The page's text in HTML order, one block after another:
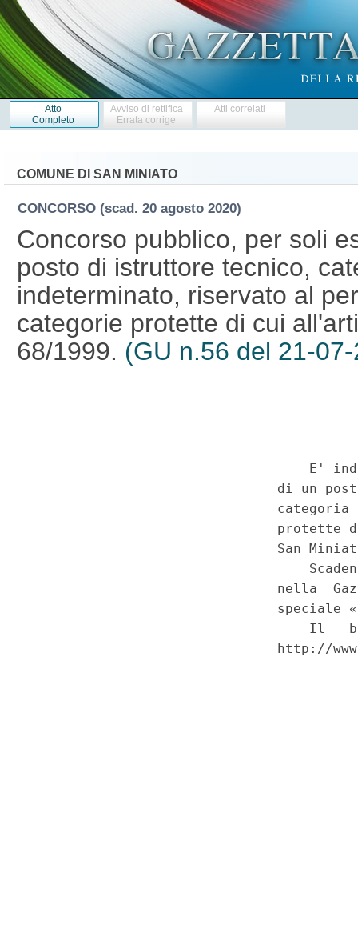
Atto
Completo
Avviso di rettifica
Errata corrige
Atti correlati
COMUNE DI SAN MINIATO
CONCORSO (scad. 20 agosto 2020)
Concorso pubblico, per soli
posto di istruttore tecnico,
indeterminato, riservato al
categorie protette di cui
68/1999. (GU n.56 del 21-